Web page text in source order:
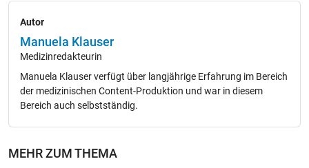
Autor
Manuela Klauser
Medizinredakteurin
Manuela Klauser verfügt über langjährige Erfahrung im Bereich
der medizinischen Content-Produktion und war in diesem
Bereich auch selbstständig.
MEHR ZUM THEMA